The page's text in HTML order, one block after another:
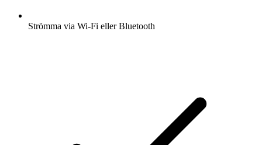
Strömma via Wi-Fi eller Bluetooth